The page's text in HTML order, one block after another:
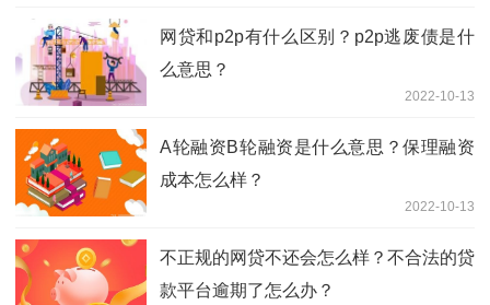
网贷和p2p有什么区别？p2p逃废债是什
么意思？
2022-10-13
A轮融资B轮融资是什么意思？保理融资
成本怎么样？
2022-10-13
不正规的网贷不还会怎么样？不合法的贷
款平台逾期了怎么办？